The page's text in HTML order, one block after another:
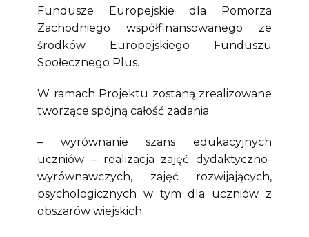
Fundusze Europejskie dla Pomorza
Zachodniego współfinansowanego ze
środków Europejskiego Funduszu
Społecznego Plus.
W ramach Projektu zostaną zrealizowane
tworzące spójną całość zadania:
– wyrównanie szans edukacyjnych
uczniów – realizacja zajęć dydaktyczno-
wyrównawczych, zajęć rozwijających,
psychologicznych w tym dla uczniów z
obszarów wiejskich;